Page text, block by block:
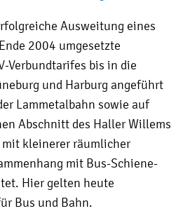
Ausweitung eines
2004 umgesetzte
Verbundtarifes bis in die
und Harburg angeführt
Lammetalbahn sowie auf
Abschnitt des Haller Willems
kleinerer räumlicher
mit Bus-Schiene-
Hier gelten heute
Bus und Bahn.